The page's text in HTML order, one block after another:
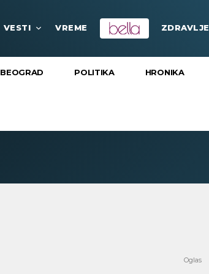
VESTI VREME ZDRAVLJE
BEOGRAD POLITIKA HRONIKA